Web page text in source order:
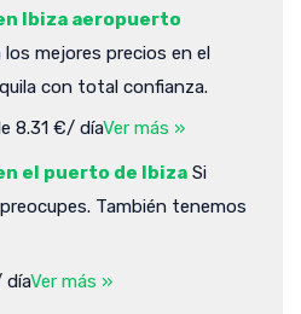
Ibiza aeropuerto
mejores precios en el
con total confianza.
8.31 €/ díaVer más »
el puerto de Ibiza Si
También tenemos
díaVer más »